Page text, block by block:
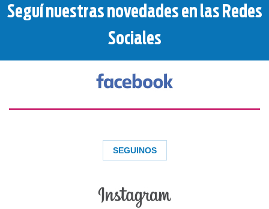
Seguí nuestras novedades en las Redes
Sociales
SEGUINOS